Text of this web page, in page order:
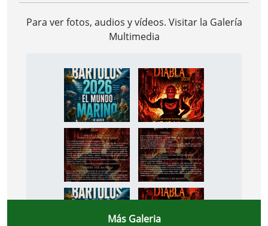
Para ver fotos, audios y vídeos. Visitar la Galería
Multimedia
Más Galeria